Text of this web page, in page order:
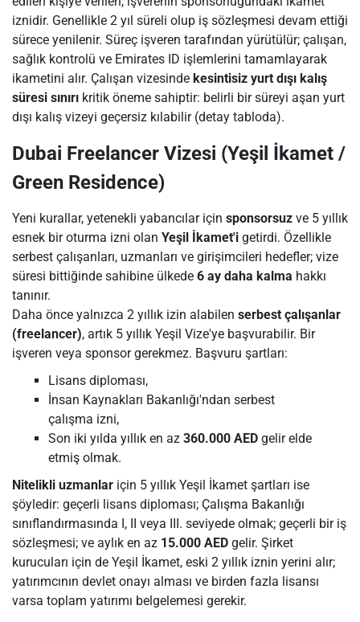
iznidir. Genellikle 2 yıl süreli olup iş sözleşmesi devam ettiği
sürece yenilenir. Süreç işveren tarafından yürütülür; çalışan,
sağlık kontrolü ve Emirates ID işlemlerini tamamlayarak
ikametini alır. Çalışan vizesinde kesintisiz yurt dışı kalış
süresi sınırı kritik öneme sahiptir: belirli bir süreyi aşan yurt
dışı kalış vizeyi geçersiz kılabilir (detay tabloda).
Dubai Freelancer Vizesi (Yeşil İkamet /
Green Residence)
Yeni kurallar, yetenekli yabancılar için sponsorsuz ve 5 yıllık
esnek bir oturma izni olan Yeşil İkamet'i getirdi. Özellikle
serbest çalışanları, uzmanları ve girişimcileri hedefler; vize
süresi bittiğinde sahibine ülkede 6 ay daha kalma hakkı
tanınır.
Daha önce yalnızca 2 yıllık izin alabilen serbest çalışanlar
(freelancer), artık 5 yıllık Yeşil Vize'ye başvurabilir. Bir
işveren veya sponsor gerekmez. Başvuru şartları:
Lisans diploması,
İnsan Kaynakları Bakanlığı'ndan serbest
çalışma izni,
Son iki yılda yıllık en az 360.000 AED gelir elde
etmiş olmak.
Nitelikli uzmanlar için 5 yıllık Yeşil İkamet şartları ise
şöyledir: geçerli lisans diploması; Çalışma Bakanlığı
sınıflandırmasında I, II veya III. seviyede olmak; geçerli bir iş
sözleşmesi; ve aylık en az 15.000 AED gelir. Şirket
kurucuları için de Yeşil İkamet, eski 2 yıllık iznin yerini alır;
yatırımcının devlet onayı alması ve birden fazla lisansı
varsa toplam yatırımı belgelemesi gerekir.